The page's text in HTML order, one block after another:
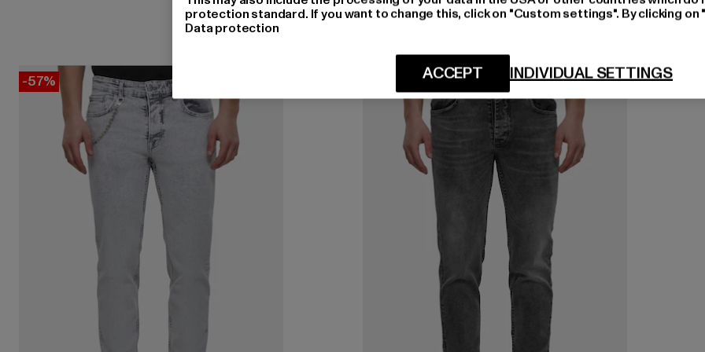
-57%
protection standard. If you want to change this, click on "Custom settings". By clicking
Data protection
INDIVIDUAL SETTINGS
ACCEPT